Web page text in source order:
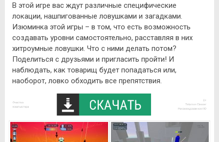
В этой игре вас ждут различные специфические
локации, нашпигованные ловушками и загадками.
Изюминка этой игры – в том, что есть возможность
создавать уровни самостоятельно, расставляя в них
хитроумные ловушки. Что с ними делать потом?
Поделиться с друзьями и пригласить пройти! И
наблюдать, как товарищ будет попадаться или,
наоборот, ловко обходить все препятствия.